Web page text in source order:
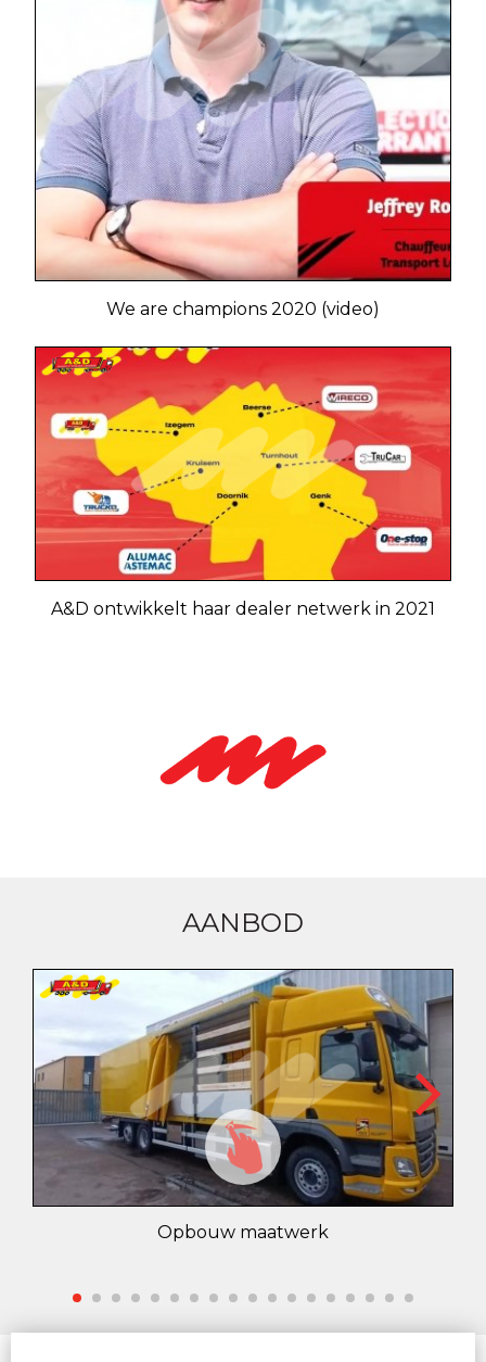
We are champions 2020 (video)
A&D ontwikkelt haar dealer netwerk in 2021
AANBOD
Opbouw maatwerk